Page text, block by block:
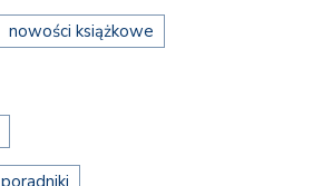
nowości książkowe
poradniki